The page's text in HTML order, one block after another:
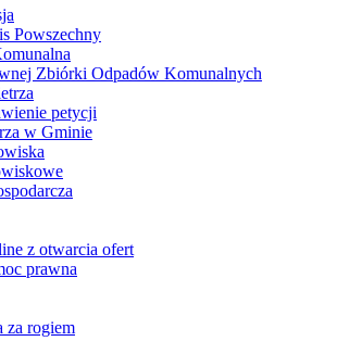
Powszechny
Zbiórki Odpadów Komunalnych
petycji
w Gminie
z otwarcia ofert
prawna
za rogiem